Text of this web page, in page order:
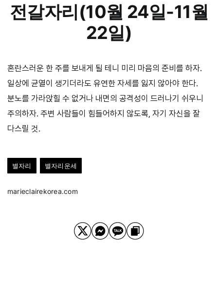
전갈자리(10월 24일-11월
22일)
혼란스러운 한 주를 보내게 될 테니 미리 마음의 준비를 하자.
일상에 균열이 생기더라도 유연한 자세를 잃지 않아야 한다.
분노를 가라앉힐 수 없거나 내면의 공격성이 드러나기 쉬우니
주의하자. 주변 사람들이 힘들어하지 않도록, 자기 자신을 잘
다스릴 것.
별자리 별자리운세
marieclairekorea.com